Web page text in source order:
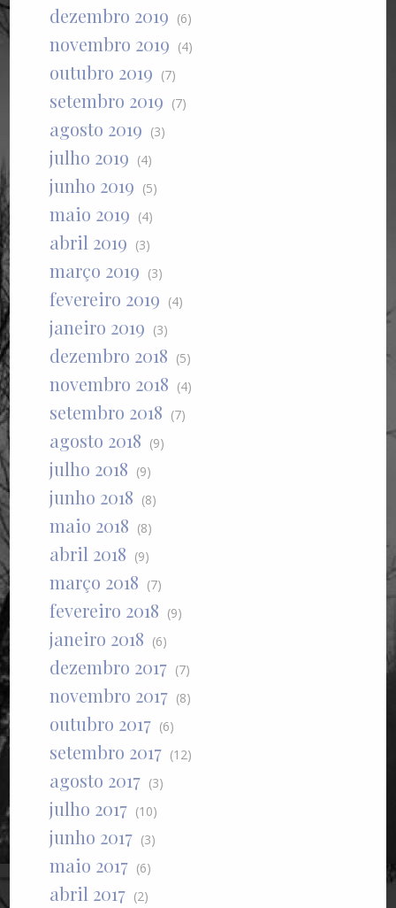
dezembro 2019 (6)
novembro 2019 (4)
outubro 2019 (7)
setembro 2019 (7)
agosto 2019 (3)
julho 2019 (4)
junho 2019 (5)
maio 2019 (4)
abril 2019 (3)
março 2019 (3)
fevereiro 2019 (4)
janeiro 2019 (3)
dezembro 2018 (5)
novembro 2018 (4)
setembro 2018 (7)
agosto 2018 (9)
julho 2018 (9)
junho 2018 (8)
maio 2018 (8)
abril 2018 (9)
março 2018 (7)
fevereiro 2018 (9)
janeiro 2018 (6)
dezembro 2017 (7)
novembro 2017 (8)
outubro 2017 (6)
setembro 2017 (12)
agosto 2017 (3)
julho 2017 (10)
junho 2017 (3)
maio 2017 (6)
abril 2017 (2)